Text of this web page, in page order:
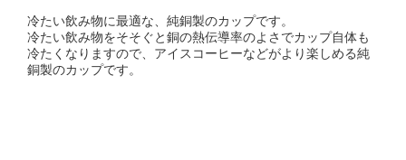
冷たい飲み物に最適な、純銅製のカップです。
冷たい飲み物をそそぐと銅の熱伝導率のよさでカップ自体も
冷たくなりますので、アイスコーヒーなどがより楽しめる純
銅製のカップです。